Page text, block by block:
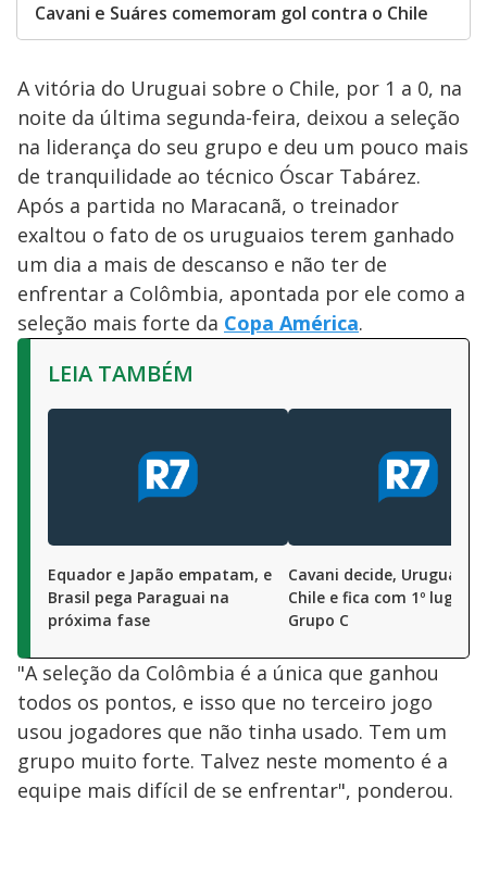
Cavani e Suáres comemoram gol contra o Chile
A vitória do Uruguai sobre o Chile, por 1 a 0, na
noite da última segunda-feira, deixou a seleção
na liderança do seu grupo e deu um pouco mais
de tranquilidade ao técnico Óscar Tabárez.
Após a partida no Maracanã, o treinador
exaltou o fato de os uruguaios terem ganhado
um dia a mais de descanso e não ter de
enfrentar a Colômbia, apontada por ele como a
seleção mais forte da Copa América.
LEIA TAMBÉM
Equador e Japão empatam, e
Brasil pega Paraguai na
próxima fase
Cavani decide, Uruguai
Chile e fica com 1º lugar
Grupo C
"A seleção da Colômbia é a única que ganhou
todos os pontos, e isso que no terceiro jogo
usou jogadores que não tinha usado. Tem um
grupo muito forte. Talvez neste momento é a
equipe mais difícil de se enfrentar", ponderou.